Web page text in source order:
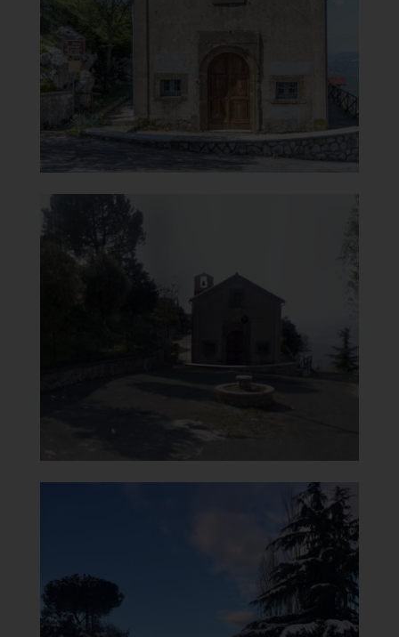
Clicca per ingrandire
Chiesa della Madonna del
Vista dall'inizio Viale
Clicca per ingrandire
Chiesa della Madonna del